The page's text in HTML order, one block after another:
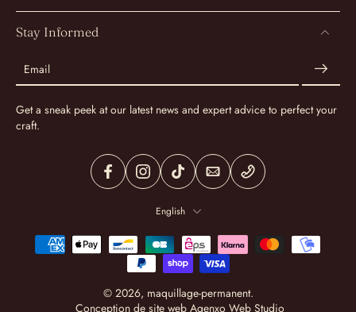
Stay Informed
Email
Get a sneak peek at our latest news and expert advice to perfect your
craft.
English
© 2026, maquillage-permanent.
Conception de site web Agenxo Web Studio